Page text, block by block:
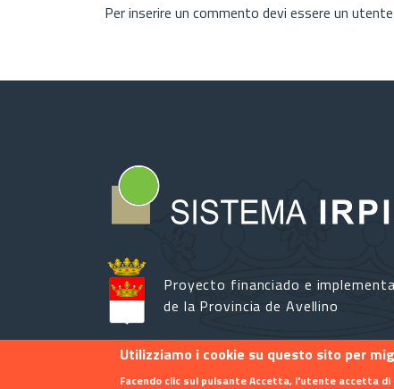
Per inserire un commento devi essere un
Proyecto financiado e
de la Provincia de Avellino
Utilizziamo i cookie su questo sito per
Facendo clic sul pulsante Accetta, l'utente accetta